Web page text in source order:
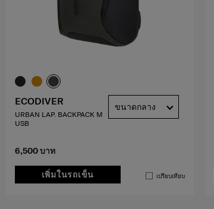
6,500 บาท
เพิ่มในรถเข็น เปรียบเทียบ
ECODIVER
URBAN LAP. BACKPACK M
USB
ขนาดกลาง